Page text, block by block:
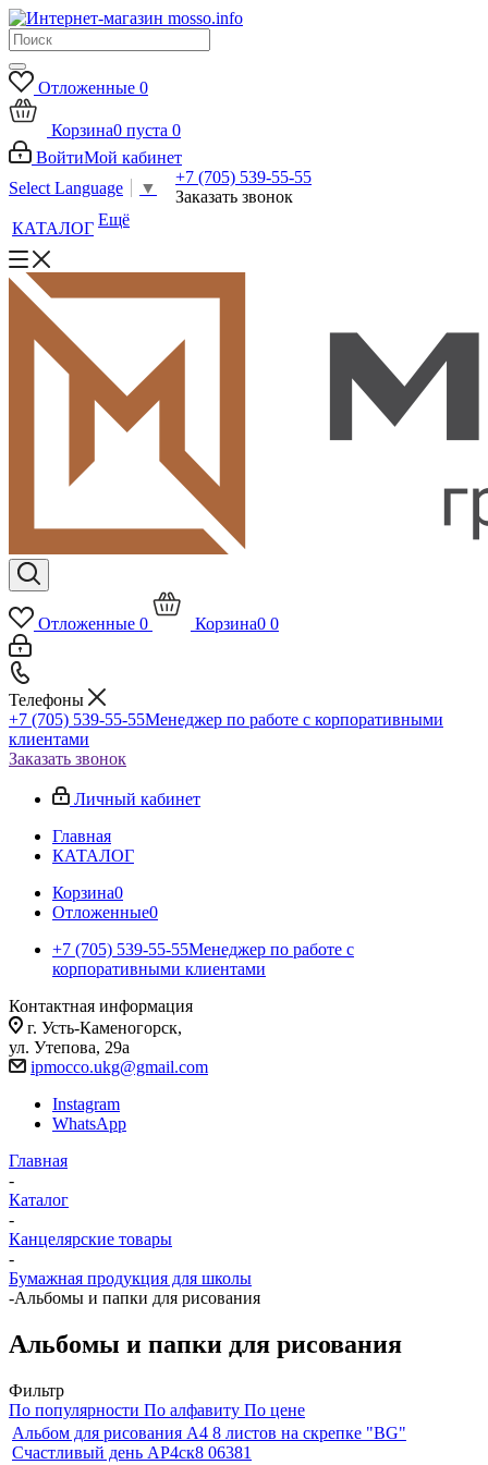
Отложенные 0
Корзина0 пуста 0
ВойтиМой кабинет
Select Language
▼
+7 (705) 539-55-55
Заказать звонок
КАТАЛОГ Ещё
Отложенные 0 Корзина0 0
Телефоны
+7 (705) 539-55-55Менеджер по работе с корпоративными
клиентами
Заказать звонок
Личный кабинет
Главная
КАТАЛОГ
Корзина0
Отложенные0
+7 (705) 539-55-55Менеджер по работе с
корпоративными клиентами
Контактная информация
г. Усть-Каменогорск,
ул. Утепова, 29а
ipmocco.ukg@gmail.com
Instagram
WhatsApp
Главная
-
Каталог
-
Канцелярские товары
-
Бумажная продукция для школы
-Альбомы и папки для рисования
Альбомы и папки для рисования
Фильтр
По популярности По алфавиту По цене
Альбом для рисования А4 8 листов на скрепке "BG"
Счастливый день АР4ск8 06381